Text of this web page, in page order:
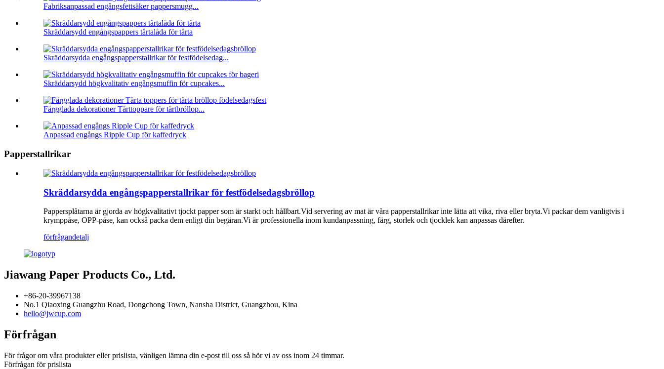
Fabriksanpassad engångsfettsäker pappersmugg...
Skräddarsydd engångspappers tårtalåda för tårta
Skräddarsydda engångspapperstallrikar för festfödelsedag...
Skräddarsydd högkvalitativ engångsmuffin för cupcakes...
Färgglada dekorationer Tårttoppare för tårtbröllop...
Anpassad engångs Ripple Cup för kaffedryck
Papperstallrikar
Skräddarsydda engångspapperstallrikar för festfödelsedagsbröllop
Pappersplåtarna är gjorda av högkvalitativt tjockt papper som är starkt och hållbart.Vid servering av mat är våra papperstallrikar inte lätta att vika, riva eller bryta.Vi packar dem vanligtvis i
krymppåse, OPP-påse, kan också packa dem enligt din begäran.Vi är professionella inom kundanpassning, färg, storlek och tjocklek kan anpassas därefter.
förfrågandetalj
Jiawang Paper Products Co., Ltd.
+86-20-39967138
No.1 Qiaoxing Guangzhu Road, Dongchong Town, Nansha District, Guangzhou, Kina
hello@jwcup.com
Förfrågan
För frågor om våra produkter eller prislista, vänligen lämna din e-post till oss så hör vi av oss inom 24 timmar.
Förfrågan för prislista